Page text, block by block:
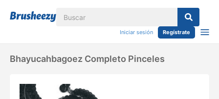
Iniciar sesión Regístrate
Bhayucahbagoez Completo Pinceles